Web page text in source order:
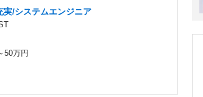
実/システムエンジニア
50万円